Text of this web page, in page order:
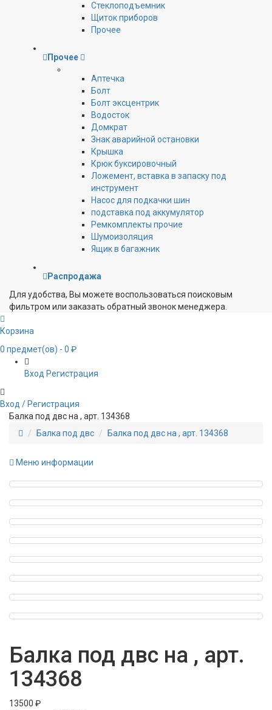
Стеклоподъемник
Щиток приборов
Прочее
Прочее
Аптечка
Болт
Болт эксцентрик
Водосток
Домкрат
Знак аварийной остановки
Крышка
Крюк буксировочный
Ложемент, вставка в запаску под
инструмент
Насос для подкачки шин
подставка под аккумулятор
Ремкомплекты прочие
Шумоизоляция
Ящик в багажник
Распродажа
Для удобства, Вы можете воспользоваться поисковым
фильтром или заказать обратный звонок менеджера.
Корзина
0 предмет(ов) - 0 ₽
Вход Регистрация
Вход / Регистрация
Балка под двс на , арт. 134368
Балка под двс
Балка под двс на , арт. 134368
Меню информации
Балка под двс на , арт.
134368
13500 ₽